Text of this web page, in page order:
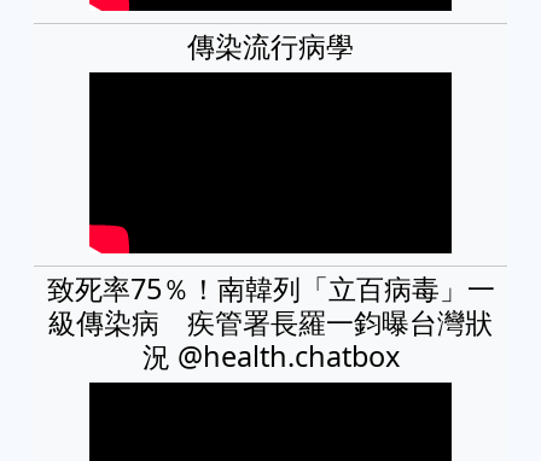
傳染流行病學
致死率75％！南韓列「立百病毒」一
級傳染病 疾管署長羅一鈞曝台灣狀
況 @health.chatbox